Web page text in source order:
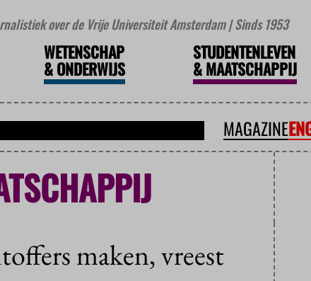
over de Vrije Universiteit Amsterdam | Sinds 1953
WETENSCHAP
&ONDERWIJS
STUDENTENLEVEN
&MAATSCHAPPIJ
MAGAZINE
maken, vreest